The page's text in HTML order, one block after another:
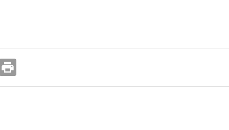
print